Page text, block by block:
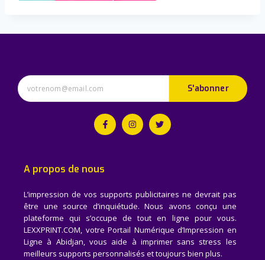
S'abonner
A propos de nous
L’impression de vos supports publicitaires ne devrait pas
être une source d’inquiétude. Nous avons conçu une
plateforme qui s’occupe de tout en ligne pour vous.
LEXXPRINT.COM, votre Portail Numérique d’Impression en
Ligne à Abidjan, vous aide à imprimer sans stress les
meilleurs supports personnalisés et toujours bien plus.